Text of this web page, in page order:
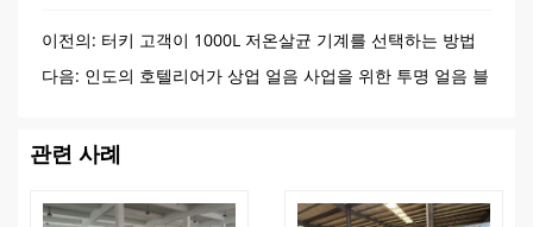
이전의: 터키 고객이 1000L 저온살균 기계를 선택하는 방법
다음: 인도의 호텔리어가 상업 얼음 사업을 위한 투명 얼음 블
관련 사례